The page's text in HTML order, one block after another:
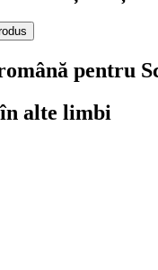
pentru
alte limbi